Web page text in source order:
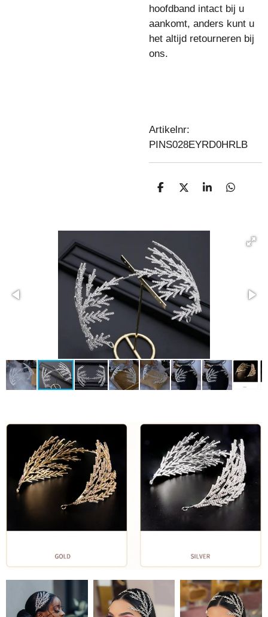
hoofdband intact bij u
aankomt, anders kunt u
het altijd retourneren bij
ons.
Artikelnr:
PINS028EYRD0HRLB
D
D
S
D